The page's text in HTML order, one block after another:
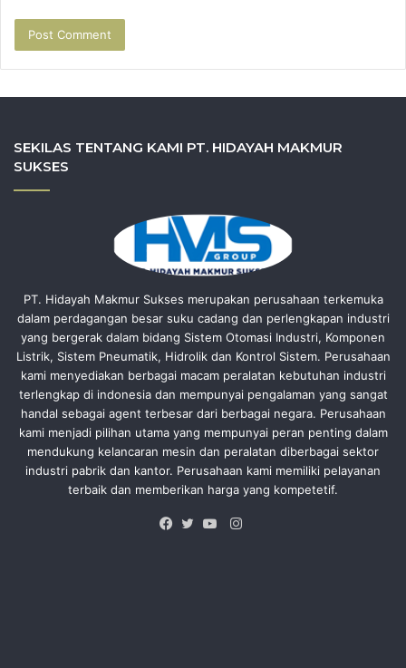
SEKILAS TENTANG KAMI PT. HIDAYAH MAKMUR
SUKSES
PT. Hidayah Makmur Sukses merupakan perusahaan terkemuka
dalam perdagangan besar suku cadang dan perlengkapan industri
yang bergerak dalam bidang Sistem Otomasi Industri, Komponen
Listrik, Sistem Pneumatik, Hidrolik dan Kontrol Sistem. Perusahaan
kami menyediakan berbagai macam peralatan kebutuhan industri
terlengkap di indonesia dan mempunyai pengalaman yang sangat
handal sebagai agent terbesar dari berbagai negara. Perusahaan
kami menjadi pilihan utama yang mempunyai peran penting dalam
mendukung kelancaran mesin dan peralatan diberbagai sektor
industri pabrik dan kantor. Perusahaan kami memiliki pelayanan
terbaik dan memberikan harga yang kompetetif.
Instagram